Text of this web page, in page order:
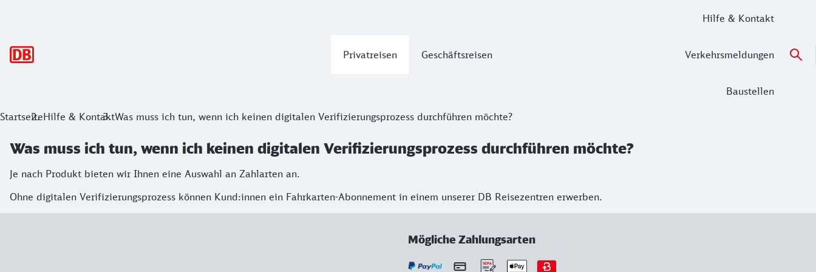
Privatreisen Geschäftsreisen
Hilfe & Kontakt
Verkehrsmeldungen
Baustellen
StartseiteHilfe & KontaktWas muss ich tun, wenn ich keinen digitalen Verifizierungsprozess durchführen möchte?
Was muss ich tun, wenn ich keinen digitalen Verifizierungsprozess durchführen möchte?
Je nach Produkt bieten wir Ihnen eine Auswahl an Zahlarten an.
Ohne digitalen Verifizierungsprozess können Kund:innen ein Fahrkarten-Abonnement in einem unserer DB Reisezentren erwerben.
Mögliche Zahlungsarten